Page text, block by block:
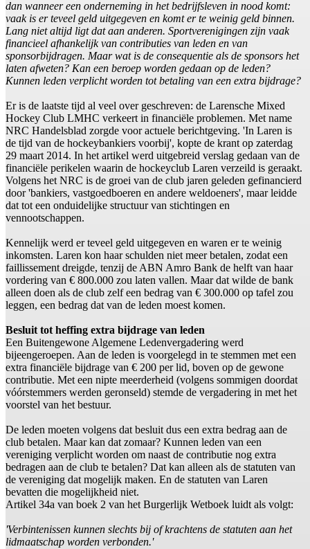
dan wanneer een onderneming in het bedrijfsleven in nood komt:
vaak is er teveel geld uitgegeven en komt er te weinig geld binnen.
Lang niet altijd ligt dat aan anderen. Sportverenigingen zijn vaak
financieel afhankelijk van contributies van leden en van
sponsorbijdragen. Maar wat is de consequentie als de sponsors het
laten afweten? Kan een beroep worden gedaan op de leden?
Kunnen leden verplicht worden tot betaling van een extra bijdrage?
Er is de laatste tijd al veel over geschreven: de Larensche Mixed
Hockey Club LMHC verkeert in financiële problemen. Met name
NRC Handelsblad zorgde voor actuele berichtgeving. 'In Laren is
de tijd van de hockeybankiers voorbij', kopte de krant op zaterdag
29 maart 2014. In het artikel werd uitgebreid verslag gedaan van de
financiële perikelen waarin de hockeyclub Laren verzeild is geraakt.
Volgens het NRC is de groei van de club jaren geleden gefinancierd
door 'bankiers, vastgoedboeren en andere weldoeners', maar leidde
dat tot een onduidelijke structuur van stichtingen en
vennootschappen.
Kennelijk werd er teveel geld uitgegeven en waren er te weinig
inkomsten. Laren kon haar schulden niet meer betalen, zodat een
faillissement dreigde, tenzij de ABN Amro Bank de helft van haar
vordering van € 800.000 zou laten vallen. Maar dat wilde de bank
alleen doen als de club zelf een bedrag van € 300.000 op tafel zou
leggen, een bedrag dat van de leden moest komen.
Besluit tot heffing extra bijdrage van leden
Een Buitengewone Algemene Ledenvergadering werd
bijeengeroepen. Aan de leden is voorgelegd in te stemmen met een
extra financiële bijdrage van € 200 per lid, boven op de gewone
contributie. Met een nipte meerderheid (volgens sommigen doordat
vóórstemmers werden geronseld) stemde de vergadering in met het
voorstel van het bestuur.
De leden moeten volgens dat besluit dus een extra bedrag aan de
club betalen. Maar kan dat zomaar? Kunnen leden van een
vereniging verplicht worden om naast de contributie nog extra
bedragen aan de club te betalen? Dat kan alleen als de statuten van
de vereniging dat mogelijk maken. En de statuten van Laren
bevatten die mogelijkheid niet.
Artikel 34a van boek 2 van het Burgerlijk Wetboek luidt als volgt:
'Verbintenissen kunnen slechts bij of krachtens de statuten aan het
lidmaatschap worden verbonden.'